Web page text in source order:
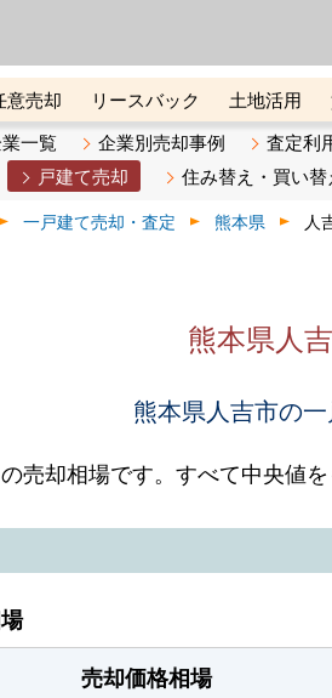
意売却 リースバック 土地活用
ンパニー オンライン講座 リビン
一覧 企業別売却事例 査定利
戸建て売却 住み替え・買い替
一戸建て売却・査定 熊本県 人
熊本県人
熊本県人吉市の
売却相場です。すべて中央値を
売却価格相場